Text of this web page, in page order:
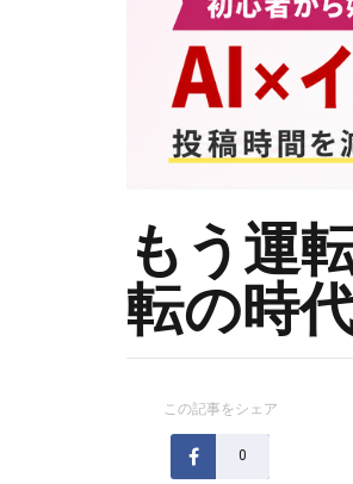
もう運
転の時
この記事をシェア
0